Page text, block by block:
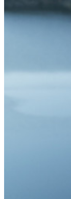
Affärsplaner